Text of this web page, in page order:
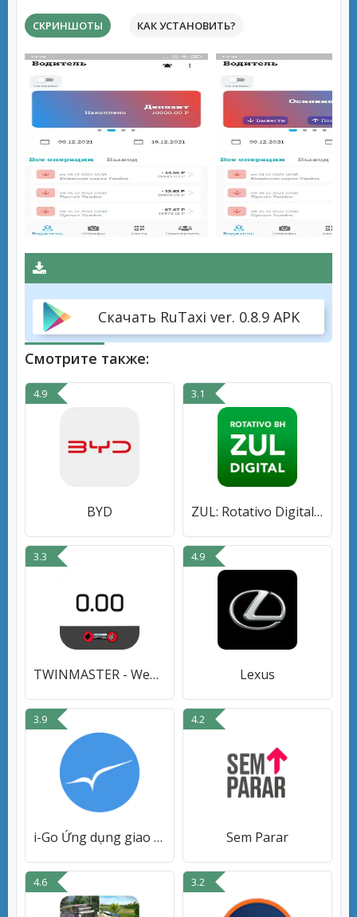
СКРИНШОТЫ КАК УСТАНОВИТЬ?
Скачать RuTaxi ver. 0.8.9 APK
Смотрите также:
4.9
BYD
3.1
ZUL: Rotativo Digital BH Faixa
3.3
TWINMASTER - Wegstreckenzähler
4.9
Lexus
3.9
i-Go Ứng dụng giao thông
4.2
Sem Parar
4.6 3.2